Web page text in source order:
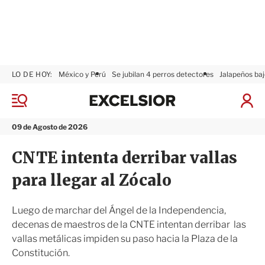
M
n
09 de Agosto de 2026
LO DE HOY: México y Perú Se jubilan 4 perros detectores Jalapeños
I
x
i
CNTE intenta derribar vallas
para llegar al Zócalo
Luego de marchar del Ángel de la Independencia,
decenas de maestros de la CNTE intentan derribar las
vallas metálicas impiden su paso hacia la Plaza de la
Constitución.